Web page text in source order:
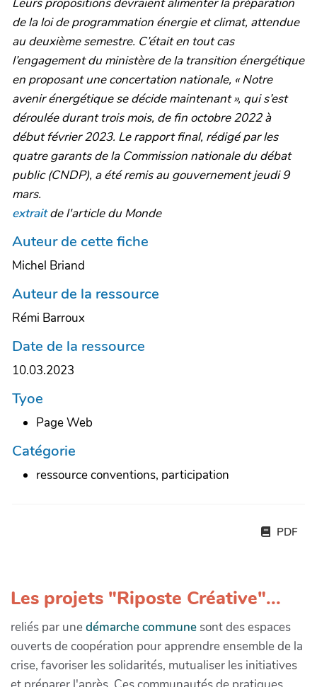
de la loi de programmation énergie et climat, attendue
au deuxième semestre. C’était en tout cas
l’engagement du ministère de la transition énergétique
en proposant une concertation nationale, « Notre
avenir énergétique se décide maintenant », qui s’est
déroulée durant trois mois, de fin octobre 2022 à
début février 2023. Le rapport final, rédigé par les
quatre garants de la Commission nationale du débat
public (CNDP), a été remis au gouvernement jeudi 9
mars.
extraitde l'article du Monde
Auteur de cette fiche
Michel Briand
Auteur de la ressource
Rémi Barroux
Date de la ressource
10.03.2023
Tyoe
Page Web
Catégorie
ressource conventions, participation
PDF